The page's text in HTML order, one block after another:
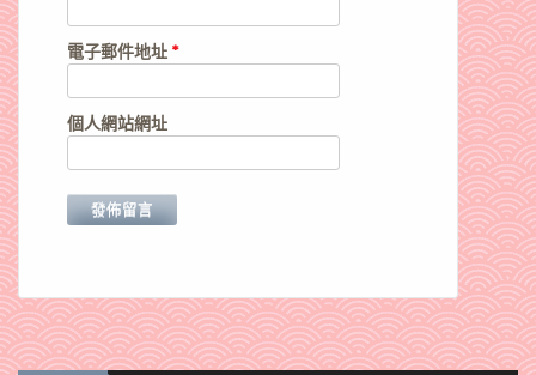
電子郵件地址 *
個人網站網址